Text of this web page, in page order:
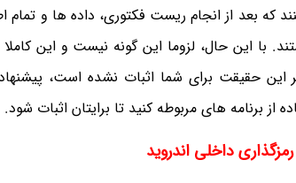
کنند که بعد از انجام ریست فکتوری، داده ها و
با این حال، لزوما این گونه نیست و این
این حقیقت برای شما اثبات نشده است،
از برنامه های مربوطه کنید تا برایتان اثبات شود.
داخلی اندروید